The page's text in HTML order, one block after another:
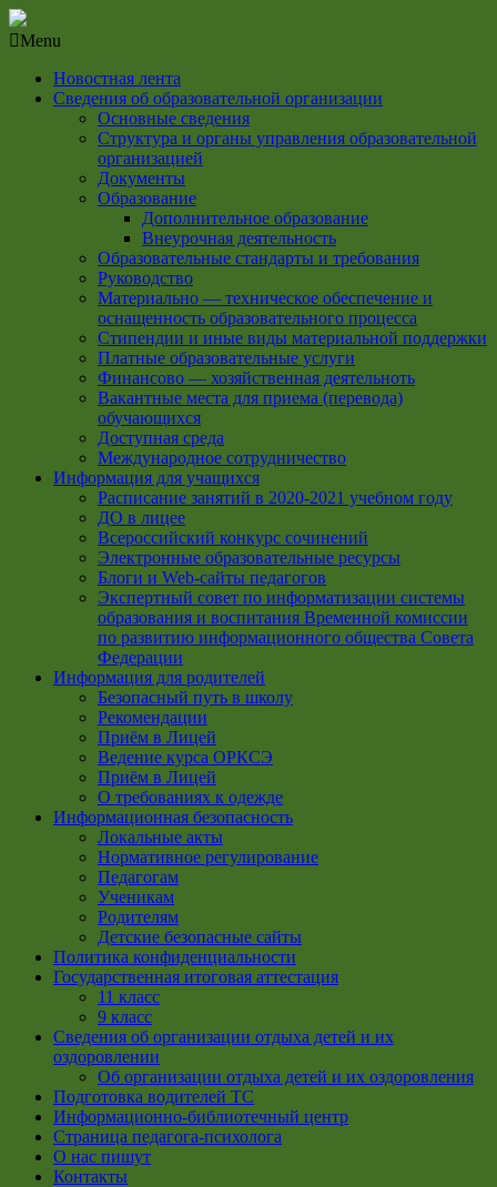
Menu
Новостная лента
Сведения об образовательной организации
Основные сведения
Структура и органы управления образовательной
организацией
Документы
Образование
Дополнительное образование
Внеурочная деятельность
Образовательные стандарты и требования
Руководство
Материально — техническое обеспечение и
оснащенность образовательного процесса
Стипендии и иные виды материальной поддержки
Платные образовательные услуги
Финансово — хозяйственная деятельноть
Вакантные места для приема (перевода)
обучающихся
Доступная среда
Международное сотрудничество
Информация для учащихся
Расписание занятий в 2020-2021 учебном году
ДО в лицее
Всероссийский конкурс сочинений
Электронные образовательные ресурсы
Блоги и Web-сайты педагогов
Экспертный совет по информатизации системы
образования и воспитания Временной комиссии
по развитию информационного общества Совета
Федерации
Информация для родителей
Безопасный путь в школу
Рекомендации
Приём в Лицей
Ведение курса ОРКСЭ
Приём в Лицей
О требованиях к одежде
Информационная безопасность
Локальные акты
Нормативное регулирование
Педагогам
Ученикам
Родителям
Детские безопасные сайты
Политика конфиденциальности
Государственная итоговая аттестация
11 класс
9 класс
Сведения об организации отдыха детей и их
оздоровлении
Об организации отдыха детей и их оздоровления
Подготовка водителей ТС
Информационно-библиотечный центр
Страница педагога-психолога
О нас пишут
Контакты